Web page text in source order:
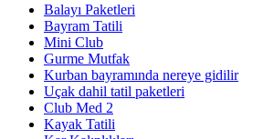
Balayı Paketleri
Bayram Tatili
Mini Club
Gurme Mutfak
Kurban bayramında nereye gidilir
Uçak dahil tatil paketleri
Club Med 2
Kayak Tatili